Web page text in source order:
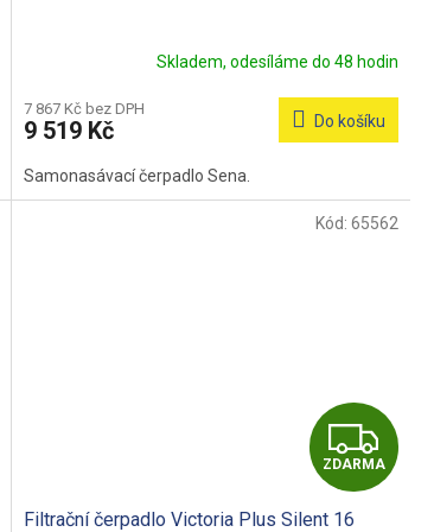
R
M
A
Skladem, odesíláme do 48 hodin
7 867 Kč bez DPH
9 519 Kč Do košíku
Samonasávací čerpadlo Sena.
Z
D
ZDARMA
Filtrační čerpadlo Victoria Plus Silent 16
Kód: 65562